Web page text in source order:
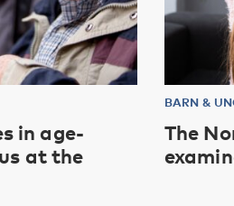
in age-
at the
BARN &
The